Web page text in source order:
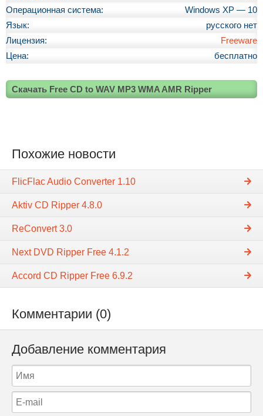
Операционная система:
Windows XP — 10
Язык:
русского нет
Лицензия:
Freeware
Цена:
бесплатно
Скачать Free CD to WAV MP3 WMA AMR Ripper
Похожие новости
FlicFlac Audio Converter 1.10
Aktiv CD Ripper 4.8.0
ReConvert 3.0
Next DVD Ripper Free 4.1.2
Accord CD Ripper Free 6.9.2
Комментарии (0)
Добавление комментария